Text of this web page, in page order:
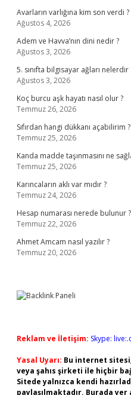
Avarların varlığına kim son verdi ?
Ağustos 4, 2026
Adem ve Havva’nın dini nedir ?
Ağustos 3, 2026
5. sınıfta bilgisayar ağları nelerdir
Ağustos 3, 2026
Koç burcu aşk hayatı nasıl olur ?
Temmuz 26, 2026
Sıfırdan hangi dükkanı açabilirim ?
Temmuz 25, 2026
Kanda madde taşınmasını ne
Temmuz 25, 2026
Karıncaların aklı var mıdır ?
Temmuz 24, 2026
Hesap numarası nerede bulunur ?
Temmuz 22, 2026
Ahmet Amcam nasıl yazılır ?
Temmuz 20, 2026
Reklam ve İletişim: Skype:
Yasal Uyarı: Bu internet
veya şahıs şirketi ile hiçbir
Sitede yalnızca kendi
paylaşılmaktadır. Burada